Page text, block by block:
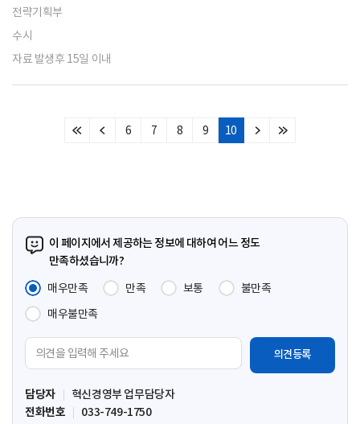
전략기획부
수시
자료 발생후 15일 이내
처
이
6 7 8 9 10
다
마
이 페이지에서 제공하는 정보에 대하여 어느 정도
만족하셨습니까?
매우만족
만족 보통
불만족
매우불만족
견
입
력
담당자
혁신경영부 업무담당자
전화번호
033-749-1750